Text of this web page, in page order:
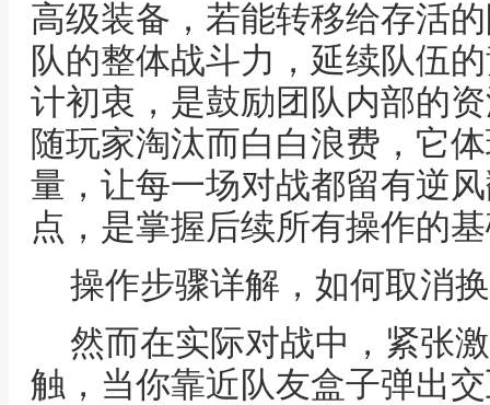
高级装备，若能转移给存活
队的整体战斗力，延续队伍
计初衷，是鼓励团队内部的
随玩家淘汰而白白浪费，它
量，让每一场对战都留有逆
点，是掌握后续所有操作的
操作步骤详解，如何取消
然而在实际对战中，紧张
触，当你靠近队友盒子弹出